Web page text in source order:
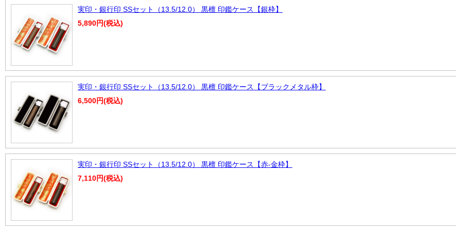
実印・銀行印 SSセット（13.5/12.0） 黒檀 印鑑ケース【銀枠】
5,890円(税込)
実印・銀行印 SSセット（13.5/12.0） 黒檀 印鑑ケース【ブラックメタル枠】
6,500円(税込)
実印・銀行印 SSセット（13.5/12.0） 黒檀 印鑑ケース【赤-金枠】
7,110円(税込)